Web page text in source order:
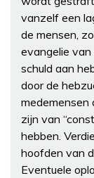
vanzelf een
de mensen,
evangelie
schuld aan
door de
medemensen
zijn van
hebben.
hoofden van
Eventuele